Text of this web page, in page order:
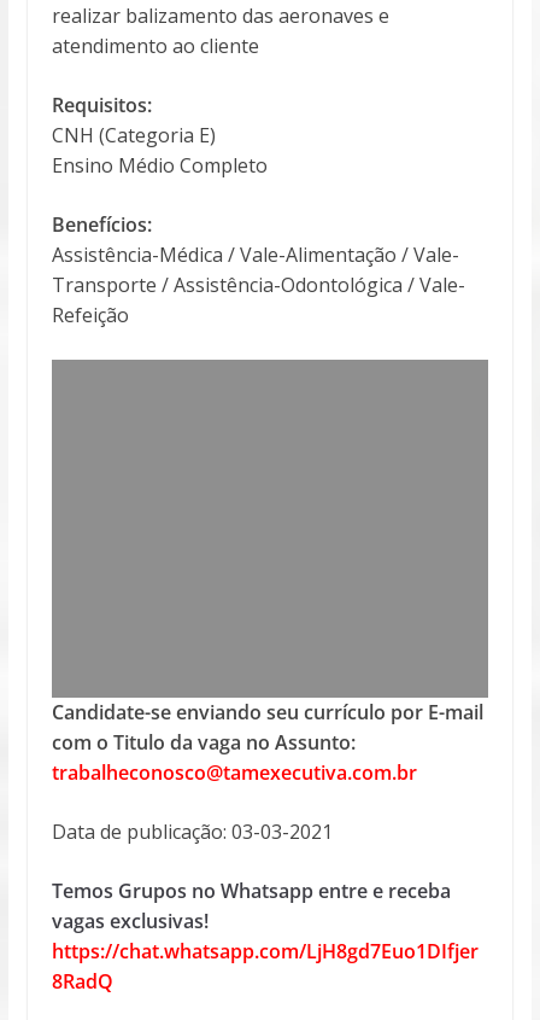
realizar balizamento das aeronaves e
atendimento ao cliente
Requisitos:
CNH (Categoria E)
Ensino Médio Completo
Benefícios:
Assistência-Médica / Vale-Alimentação / Vale-
Transporte / Assistência-Odontológica / Vale-
Refeição
Candidate-se enviando seu currículo por E-mail
com o Titulo da vaga no Assunto:
trabalheconosco@tamexecutiva.com.br
Data de publicação: 03-03-2021
Temos Grupos no Whatsapp entre e receba
vagas exclusivas!
https://chat.whatsapp.com/LjH8gd7Euo1DIfjer
8RadQ